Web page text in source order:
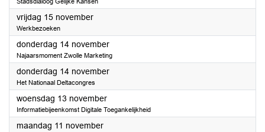
vrijdag 15 november2024
Werkbezoeken
donderdag 14 november2024
Najaarsmoment Zwolle Marketing
donderdag 14 november2024
Het Nationaal Deltacongres
woensdag 13 november2024
Informatiebijeenkomst Digitale Toegankelijkheid
maandag 11 november2024